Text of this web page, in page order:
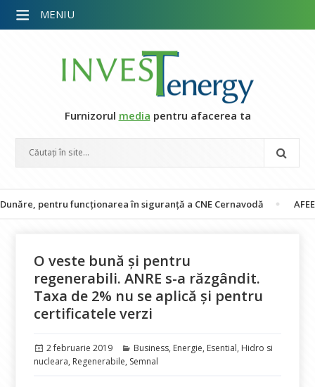
Furnizorul media pentru afacerea ta
funcționarea în siguranță a CNE Cernavodă AFEER
O veste bună și pentru
regenerabili. ANRE s-a răzgândit.
Taxa de 2% nu se aplică și pentru
certificatele verzi
Publicat
pe
2 februarie 2019 Categorii
Business, Energie, Esential, Hidro si
nucleara, Regenerabile, Semnal
MENIU